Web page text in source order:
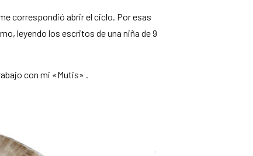
correspondió abrir el ciclo. Por esas
leyendo los escritos de una niña de 9
con mi «Mutis» .